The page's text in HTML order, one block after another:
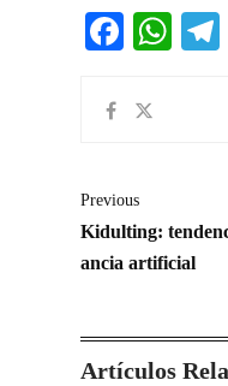
Previous
Kidulting:
ancia artificial
Artículos